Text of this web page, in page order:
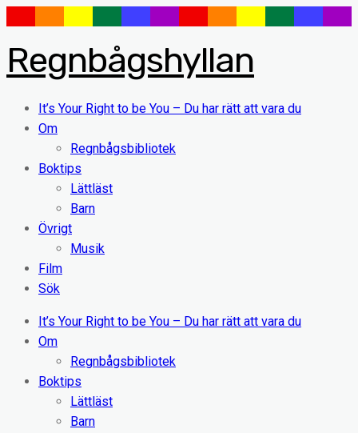
Regnbågshyllan
It’s Your Right to be You – Du har rätt att vara du
Om
Regnbågsbibliotek
Boktips
Lättläst
Barn
Övrigt
Musik
Film
Sök
It’s Your Right to be You – Du har rätt att vara du
Om
Regnbågsbibliotek
Boktips
Lättläst
Barn